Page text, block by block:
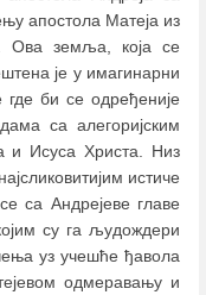
апостола Матеја из
Ова земља, која се
је у имагинарни
би се одређеније
са алегоријским
и Исуса Христа. Низ
истиче
са Андрејеве главе
су га људождери
уз учешће ђавола
одмеравању и